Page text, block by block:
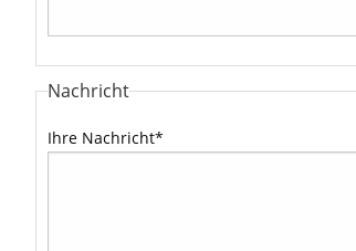
Nachricht
Ihre Nachricht*